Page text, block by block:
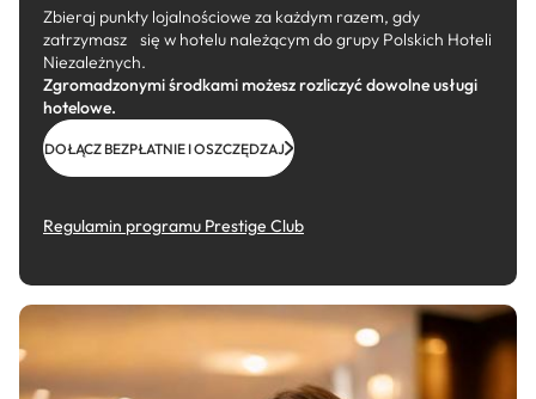
Zbieraj punkty lojalnościowe za każdym razem, gdy
zatrzymasz się w hotelu należącym do grupy Polskich Hoteli
Niezależnych.
Zgromadzonymi środkami możesz rozliczyć dowolne usługi
hotelowe.
DOŁĄCZ BEZPŁATNIE I OSZCZĘDZAJ
Regulamin programu Prestige Club